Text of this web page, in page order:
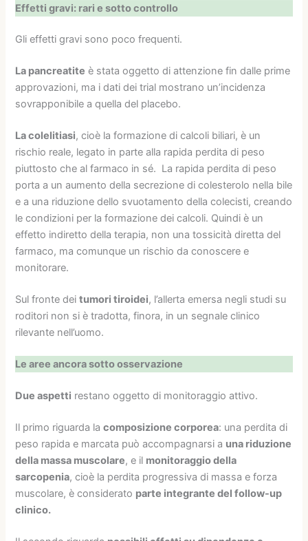
Effetti gravi: rari e sotto controllo
Gli effetti gravi sono poco frequenti.
La pancreatite è stata oggetto di attenzione fin dalle prime
approvazioni, ma i dati dei trial mostrano un’incidenza
sovrapponibile a quella del placebo.
La colelitiasi, cioè la formazione di calcoli biliari, è un
rischio reale, legato in parte alla rapida perdita di peso
piuttosto che al farmaco in sé. La rapida perdita di peso
porta a un aumento della secrezione di colesterolo nella bile
e a una riduzione dello svuotamento della colecisti, creando
le condizioni per la formazione dei calcoli. Quindi è un
effetto indiretto della terapia, non una tossicità diretta del
farmaco, ma comunque un rischio da conoscere e
monitorare.
Sul fronte deitumori tiroidei, l’allerta emersa negli studi su
roditori non si è tradotta, finora, in un segnale clinico
rilevante nell’uomo.
Le aree ancora sotto osservazione
Due aspetti restano oggetto di monitoraggio attivo.
Il primo riguarda lacomposizione corporea: una perdita di
peso rapida e marcata può accompagnarsi a una riduzione
della massa muscolare, e il monitoraggio della
sarcopenia, cioè la perdita progressiva di massa e forza
muscolare, è considerato parte integrante del follow-up
clinico.